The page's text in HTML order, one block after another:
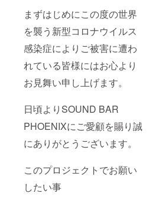
まずはじめにこの度の世界
を襲う新型コロナウイルス
感染症によりご被害に遭わ
れている皆様にはお心より
お見舞い申し上げます。
日頃よりSOUND BAR
PHOENIXにご愛顧を賜り誠
にありがとうございます。
このプロジェクトでお願い
したい事